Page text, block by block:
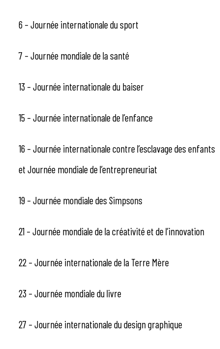
6 – Journée internationale du sport
7 – Journée mondiale de la santé
13 – Journée internationale du baiser
15 – Journée internationale de l’enfance
16 – Journée internationale contre l’esclavage des enfants
et Journée mondiale de l’entrepreneuriat
19 – Journée mondiale des Simpsons
21 – Journée mondiale de la créativité et de l’innovation
22 – Journée internationale de la Terre Mère
23 – Journée mondiale du livre
27 – Journée internationale du design graphique